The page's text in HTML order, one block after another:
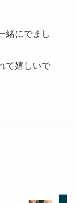
緒にでまし
て嬉しいで